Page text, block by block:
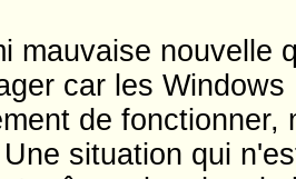
mauvaise nouvelle
car les
de fonctionner,
situation qui